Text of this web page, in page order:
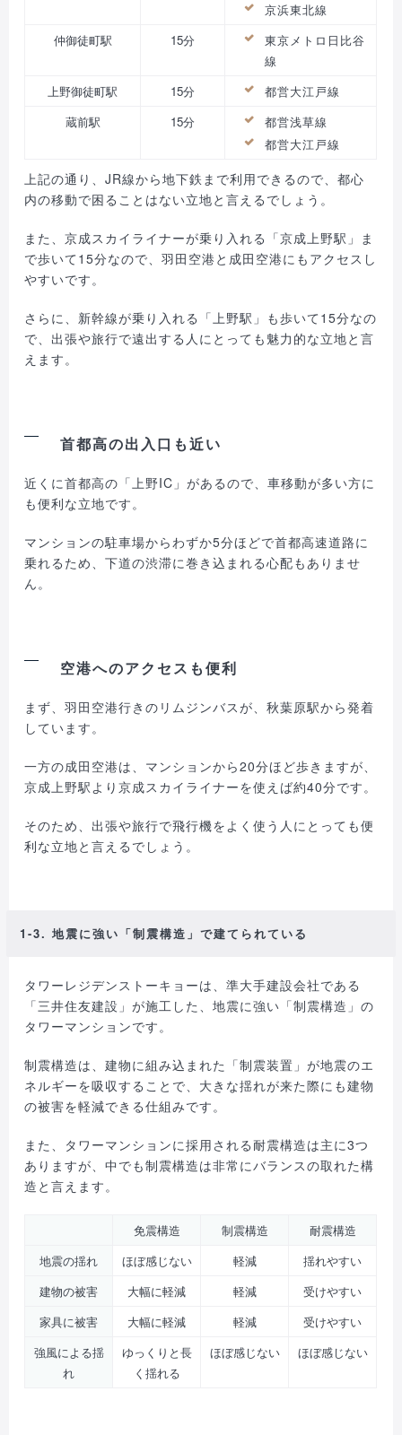
京浜東北線
仲御徒町駅
15分
東京メトロ日比谷
線
上野御徒町駅
15分
都営大江戸線
蔵前駅
15分
都営浅草線
都営大江戸線
上記の通り、JR線から地下鉄まで利用できるので、都心
内の移動で困ることはない立地と言えるでしょう。
また、京成スカイライナーが乗り入れる「京成上野駅」ま
で歩いて15分なので、羽田空港と成田空港にもアクセスし
やすいです。
さらに、新幹線が乗り入れる「上野駅」も歩いて15分なの
で、出張や旅行で遠出する人にとっても魅力的な立地と言
えます。
首都高の出入口も近い
近くに首都高の「上野IC」があるので、車移動が多い方に
も便利な立地です。
マンションの駐車場からわずか5分ほどで首都高速道路に
乗れるため、下道の渋滞に巻き込まれる心配もありませ
ん。
空港へのアクセスも便利
まず、羽田空港行きのリムジンバスが、秋葉原駅から発着
しています。
一方の成田空港は、マンションから20分ほど歩きますが、
京成上野駅より京成スカイライナーを使えば約40分です。
そのため、出張や旅行で飛行機をよく使う人にとっても便
利な立地と言えるでしょう。
1-3. 地震に強い「制震構造」で建てられている
タワーレジデンストーキョーは、準大手建設会社である
「三井住友建設」が施工した、地震に強い「制震構造」の
タワーマンションです。
制震構造は、建物に組み込まれた「制震装置」が地震のエ
ネルギーを吸収することで、大きな揺れが来た際にも建物
の被害を軽減できる仕組みです。
また、タワーマンションに採用される耐震構造は主に3つ
ありますが、中でも制震構造は非常にバランスの取れた構
造と言えます。
免震構造 制震構造
耐震構造
地震の揺れ
ほぼ感じない 軽減
揺れやすい
建物の被害
大幅に軽減 軽減
受けやすい
家具に被害
大幅に軽減 軽減
受けやすい
強風による揺
れ
ゆっくりと長
く揺れる
ほぼ感じない ほぼ感じない